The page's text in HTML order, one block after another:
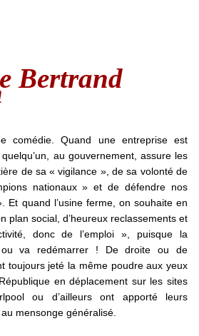
Bertrand
comédie. Quand une entreprise est
au gouvernement, assure les
de sa « vigilance », de sa volonté de
nationaux » et de défendre nos
Et quand l’usine ferme, on souhaite en
plan social, d’heureux reclassements et
donc de l’emploi », puisque la
ou va redémarrer ! De droite ou de
toujours jeté la même poudre aux yeux
en déplacement sur les sites
ou d’ailleurs ont apporté leurs
mensonge généralisé.